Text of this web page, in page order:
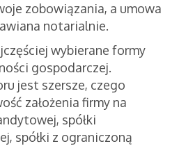
zobowiązania, a umowa
notarialnie.
wybierane formy
gospodarczej.
jest szersze, czego
założenia firmy na
spółki
spółki z ograniczoną